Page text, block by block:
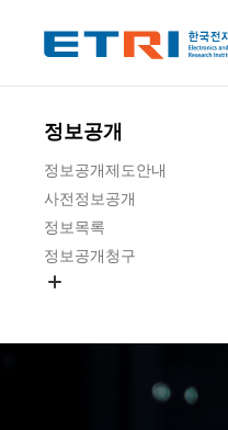
정보공개
정보공개제도안내
사전정보공개
정보목록
정보공개청구